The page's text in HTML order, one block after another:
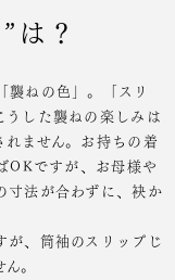
は？
ねの色」。「スリ
した襲ねの楽しみは
ません。お持ちの着
OKですが、お母様や
寸法が合わずに、袂か
が、筒袖のスリップじ
。